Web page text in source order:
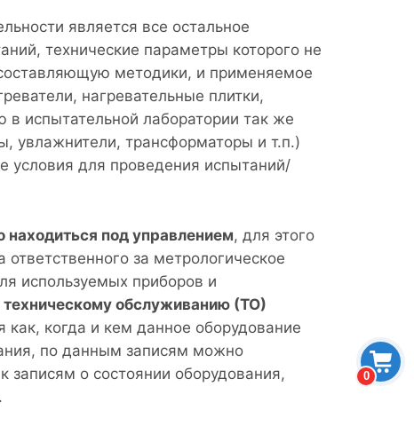
0
является все остальное
технические параметры которого не
методики, и применяемое
нагревательные плитки,
в испытательной лаборатории так же
увлажнители, трансформаторы и т.п.)
для проведения испытаний/
находиться под управлением, для этого
ответственного за метрологическое
используемых приборов и
техническому обслуживанию (ТО)
когда и кем данное оборудование
по данным записям можно
записям о состоянии оборудования,